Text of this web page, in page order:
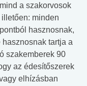
a szakorvosok
minden
hasznosnak,
tartja a
szakemberek 90
az édesítőszerek
elhízásban